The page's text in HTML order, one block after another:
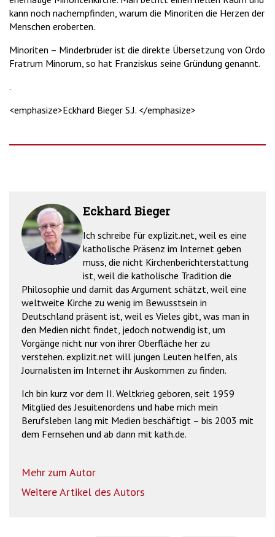
kann noch nachempfinden, warum die Minoriten die Herzen der
Menschen eroberten.
Minoriten – Minderbrüder ist die direkte Übersetzung von Ordo
Fratrum Minorum, so hat Franziskus seine Gründung genannt.
.
<emphasize>Eckhard Bieger S.J. </emphasize>
Eckhard Bieger
Ich schreibe für explizit.net, weil es eine
katholische Präsenz im Internet geben
muss, die nicht Kirchenberichterstattung
ist, weil die katholische Tradition die
Philosophie und damit das Argument schätzt, weil eine
weltweite Kirche zu wenig im Bewusstsein in
Deutschland präsent ist, weil es Vieles gibt, was man in
den Medien nicht findet, jedoch notwendig ist, um
Vorgänge nicht nur von ihrer Oberfläche her zu
verstehen. explizit.net will jungen Leuten helfen, als
Journalisten im Internet ihr Auskommen zu finden.
Ich bin kurz vor dem II. Weltkrieg geboren, seit 1959
Mitglied des Jesuitenordens und habe mich mein
Berufsleben lang mit Medien beschäftigt – bis 2003 mit
dem Fernsehen und ab dann mit kath.de.
Mehr zum Autor
Weitere Artikel des Autors